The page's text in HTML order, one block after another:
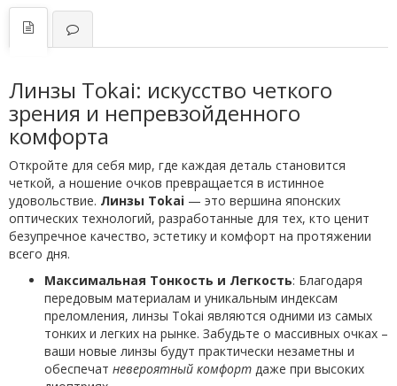
Линзы Tokai: искусство четкого
зрения и непревзойденного
комфорта
Откройте для себя мир, где каждая деталь становится
четкой, а ношение очков превращается в истинное
удовольствие. Линзы Tokai — это вершина японских
оптических технологий, разработанные для тех, кто ценит
безупречное качество, эстетику и комфорт на протяжении
всего дня.
Максимальная Тонкость и Легкость: Благодаря
передовым материалам и уникальным индексам
преломления, линзы Tokai являются одними из самых
тонких и легких на рынке. Забудьте о массивных очках –
ваши новые линзы будут практически незаметны и
обеспечат невероятный комфорт даже при высоких